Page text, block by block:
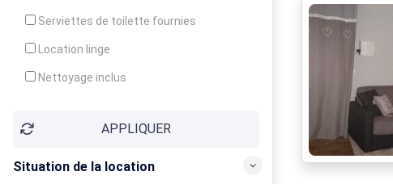
Serviettes de toilette fournies
Location linge
Nettoyage inclus
Garde d'enfants
Crèche
APPLIQUER
Situation de la location